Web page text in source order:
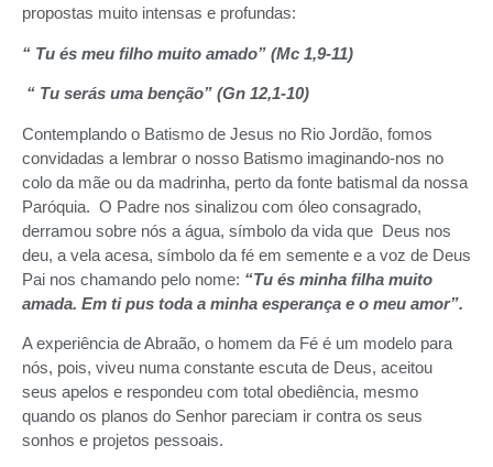
propostas muito intensas e profundas:
“ Tu és meu filho muito amado” (Mc 1,9-11)
“ Tu serás uma benção” (Gn 12,1-10)
Contemplando o Batismo de Jesus no Rio Jordão, fomos
convidadas a lembrar o nosso Batismo imaginando-nos no
colo da mãe ou da madrinha, perto da fonte batismal da nossa
Paróquia. O Padre nos sinalizou com óleo consagrado,
derramou sobre nós a água, símbolo da vida que Deus nos
deu, a vela acesa, símbolo da fé em semente e a voz de Deus
Pai nos chamando pelo nome: “Tu és minha filha muito
amada. Em ti pus toda a minha esperança e o meu amor”.
A experiência de Abraão, o homem da Fé é um modelo para
nós, pois, viveu numa constante escuta de Deus, aceitou
seus apelos e respondeu com total obediência, mesmo
quando os planos do Senhor pareciam ir contra os seus
sonhos e projetos pessoais.